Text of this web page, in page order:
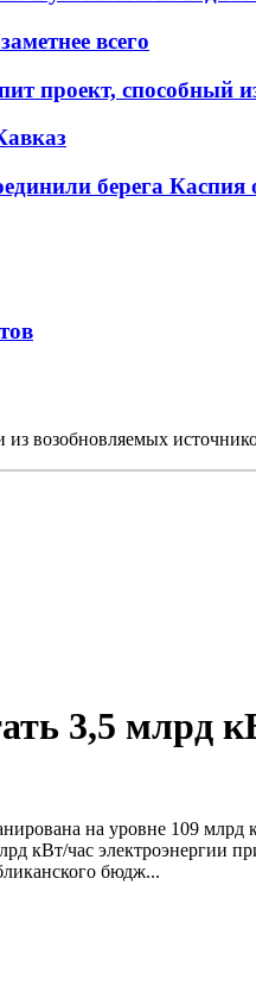
всего
проект,
берега Каспия
из возобновляемых
3,5 млрд
на уровне 109
кВт/час электроэнергии
бюдж...